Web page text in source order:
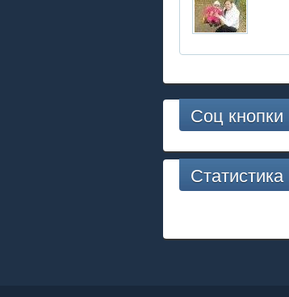
Соц кнопки
Статистика